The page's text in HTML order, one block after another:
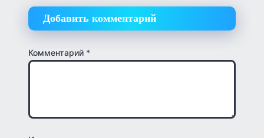
Добавить комментарий
Комментарий *